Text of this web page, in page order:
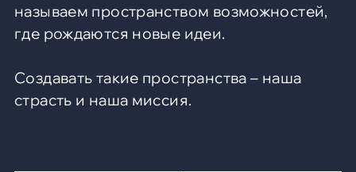
называем пространством возможностей,
где рождаются новые идеи.
Создавать такие пространства – наша
страсть и наша миссия.